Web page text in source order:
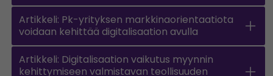
Artikkeli: Pk-yrityksen markkinaorientaatiota
voidaan kehittää digitalisaation avulla
Artikkeli: Digitalisaation vaikutus myynnin
kehittymiseen valmistavan teollisuuden